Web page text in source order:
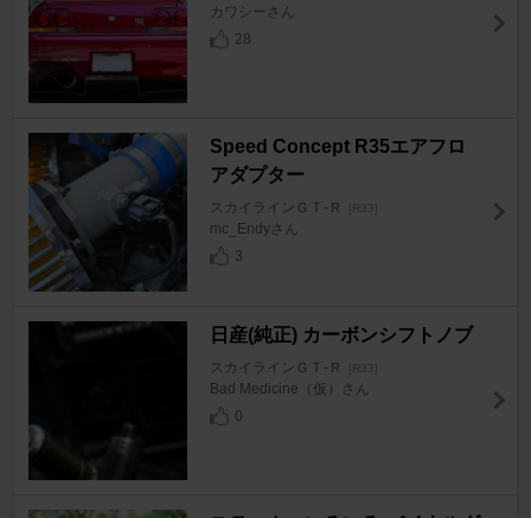
カワシーさん
28
Speed Concept R35エアフロ
アダプター
スカイラインＧＴ‐Ｒ [R33]
mc_Endyさん
3
日産(純正) カーボンシフトノブ
スカイラインＧＴ‐Ｒ [R33]
Bad Medicine（仮）さん
0